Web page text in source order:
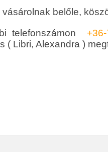
belőle,
telefonszámon
( Libri, Alexandra )